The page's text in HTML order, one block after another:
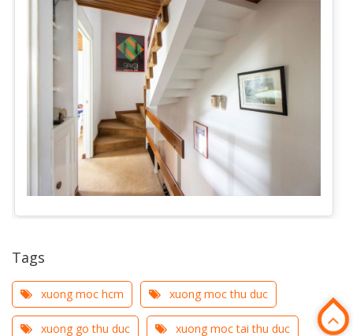
Tags
xuong moc hcm xuong moc thu duc
xuong go thu duc xuong moc tai thu duc